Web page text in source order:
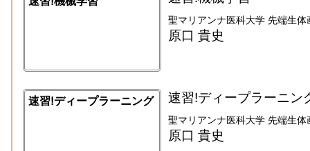
聖マリアンナ医科大学 先端生
原口 貴史
速習!ディープラーニング 速習!ディープラーニン
聖マリアンナ医科大学 先端生
原口 貴史